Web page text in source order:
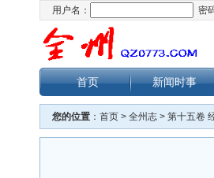
用户名： 密
首页 新闻时事
您的位置 ： 首页 > 全州志 > 第十五卷